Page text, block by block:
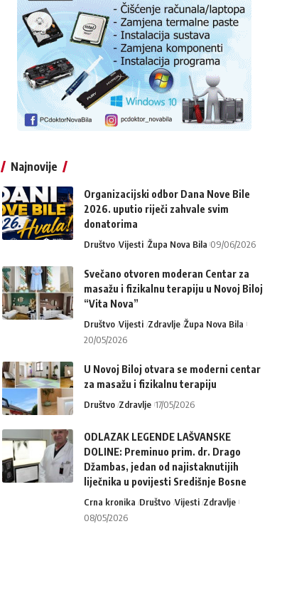
Najnovije
Organizacijski odbor Dana Nove Bile
2026. uputio riječi zahvale svim
donatorima
Društvo Vijesti Župa Nova Bila 09/06/2026
Svečano otvoren moderan Centar za
masažu i fizikalnu terapiju u Novoj Biloj
“Vita Nova”
Društvo Vijesti Zdravlje Župa Nova Bila
20/05/2026
U Novoj Biloj otvara se moderni centar
za masažu i fizikalnu terapiju
Društvo Zdravlje 17/05/2026
ODLAZAK LEGENDE LAŠVANSKE
DOLINE: Preminuo prim. dr. Drago
Džambas, jedan od najistaknutijih
liječnika u povijesti Središnje Bosne
Crna kronika Društvo Vijesti Zdravlje
08/05/2026